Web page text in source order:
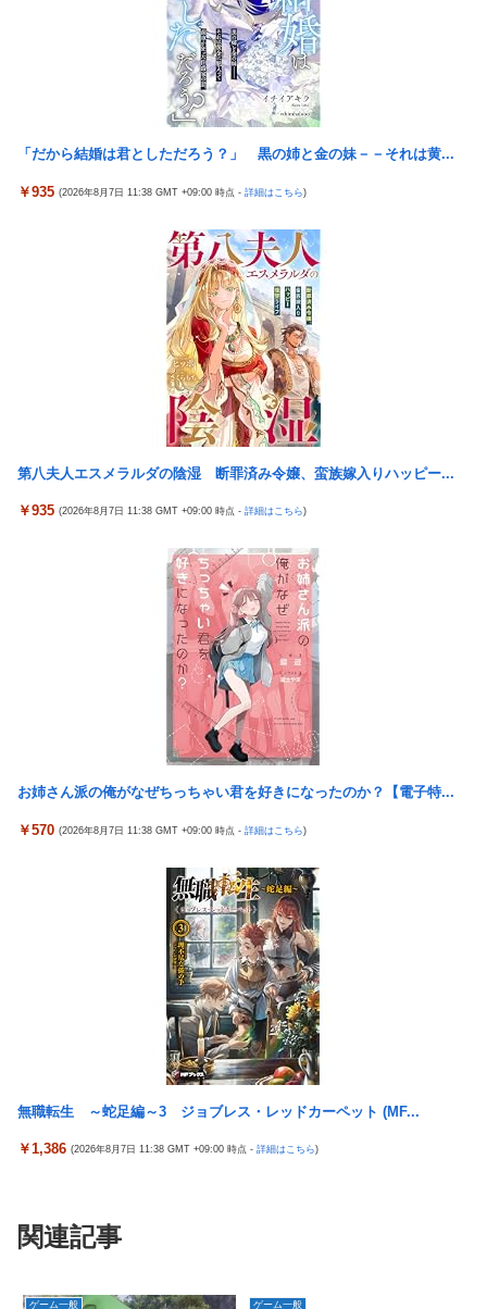
【艦これ】 E3-4のラスダンは航空優勢は取るの？取らないの？
【画像】 JKさん、日本最大級の”水かけ祭り”フェスでおっ〇ぱ
い丸見え！大量ぶっかけハプニングｗｗｗ
Switch2版『モンハンワイルズ』の動作環境が判明！
【画像】 『バニーガーデン』のフィギュア、マン肉が見えてしま
う
【NBA】エンビードが新シーズンに向けての好調ぶりを披露 な
鈴木奈々「垂れてたバストが上がった！」「今が一番バスト大き
い！」下着姿で豊満な美バストを披露
積水ハウス「地面師に55億円騙し取られた…」 ワイ「はえーかわ
いそう…会社滅茶苦茶やろなぁ」
海外「さすが日本！」日本の医療従事者の倫理観の高さに海外が
『ほの暮しの庭』パケ版初週売上、Switch2版「21965本」
Switch版「12458本」
伊藤裕樹、次戦勝利でタイトルマッチへ
勃発ｗｗｗ
【悲報】上沼恵美子ブチギレ「簡単にそうめん作れ言うけど、そ
うめん作りて地獄なんよ」
日経平均2013「1万円です」日経平均2026「6万円です」←これ
は年収爆上がりしたんやろなぁ…
【スパロボ】インパクトやアルファ外伝くらいのバランス求
む！！ → インパクトも最終的にはコアブースターで雑魚は一
【動画】高速道路を走行中の車からリアガラスが飛んでくる事故
【beatmania IIDX】(26/08/06)「Sparkle Fruit Lab.｣に最終ルー
ー じゅえる ジャングル」「Iridescent Memories」が登場！！
「だから結婚は君としただろう？」 黒の姉と金の妹－－それは黄...
￥935 (2026年8月7日 11:38 GMT +09:00 時点 - 詳細はこちら)
第八夫人エスメラルダの陰湿 断罪済み令嬢、蛮族嫁入りハッピー...
￥935 (2026年8月7日 11:38 GMT +09:00 時点 - 詳細はこちら)
お姉さん派の俺がなぜちっちゃい君を好きになったのか？【電子特...
￥570 (2026年8月7日 11:38 GMT +09:00 時点 - 詳細はこちら)
無職転生 ～蛇足編～3 ジョブレス・レッドカーペット (MF...
￥1,386 (2026年8月7日 11:38 GMT +09:00 時点 - 詳細はこちら)
関連記事
ゲーム一般 ゲーム一般